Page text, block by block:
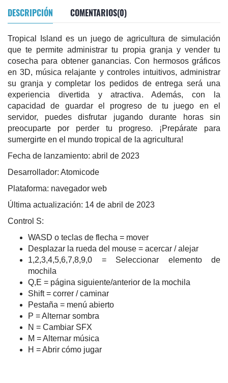
DESCRIPCIÓN COMENTARIOS(0)
Tropical Island es un juego de agricultura de simulación
que te permite administrar tu propia granja y vender tu
cosecha para obtener ganancias. Con hermosos gráficos
en 3D, música relajante y controles intuitivos, administrar
su granja y completar los pedidos de entrega será una
experiencia divertida y atractiva. Además, con la
capacidad de guardar el progreso de tu juego en el
servidor, puedes disfrutar jugando durante horas sin
preocuparte por perder tu progreso. ¡Prepárate para
sumergirte en el mundo tropical de la agricultura!
Fecha de lanzamiento: abril de 2023
Desarrollador: Atomicode
Plataforma: navegador web
Última actualización: 14 de abril de 2023
Control S:
WASD o teclas de flecha = mover
Desplazar la rueda del mouse = acercar / alejar
1,2,3,4,5,6,7,8,9,0 = Seleccionar elemento de
mochila
Q,E = página siguiente/anterior de la mochila
Shift = correr / caminar
Pestaña = menú abierto
P = Alternar sombra
N = Cambiar SFX
M = Alternar música
H = Abrir cómo jugar